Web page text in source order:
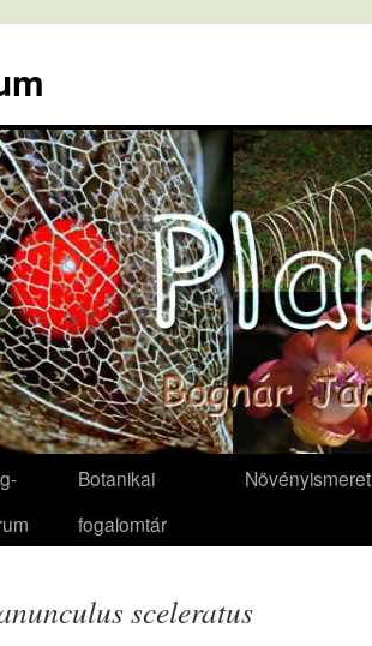
Botanikai
fogalomtár
Növényismeret
sceleratus